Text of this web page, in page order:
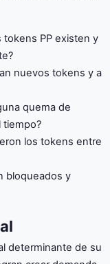
tokens PP existen y
nuevos tokens y a
quema de
tiempo?
los tokens entre
bloqueados y
determinante de su